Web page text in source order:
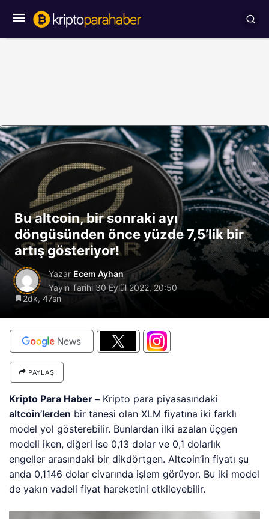
Bu altcoin, bir sonraki ayı
döngüsünden önce yüzde 7,5’lik bir
artış gösteriyor!
Yazar Ecem Ayhan
Yayın Tarihi 30 Eylül 2022, 20:50
2dk, 47sn
PAYLAŞ
Kripto Para Haber – Kripto para piyasasındaki
altcoin’lerden bir tanesi olan XLM fiyatına iki farklı
model yol gösterebilir. Bunlardan ilki azalan üçgen
modeli iken, diğeri ise 0,13 dolar ve 0,1 dolarlık
engeller arasındaki bir dikdörtgen. Altcoin’in fiyatı şu
anda 0,1146 dolar civarında işlem görüyor. Bu iki model
de yakın vadeli fiyat hareketini etkileyebilir.